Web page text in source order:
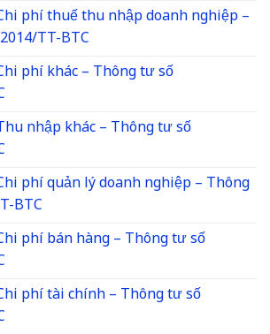
phí thuế thu nhập doanh nghiệp –
TT-BTC
phí khác – Thông tư số
nhập khác – Thông tư số
phí quản lý doanh nghiệp – Thông
BTC
phí bán hàng – Thông tư số
phí tài chính – Thông tư số